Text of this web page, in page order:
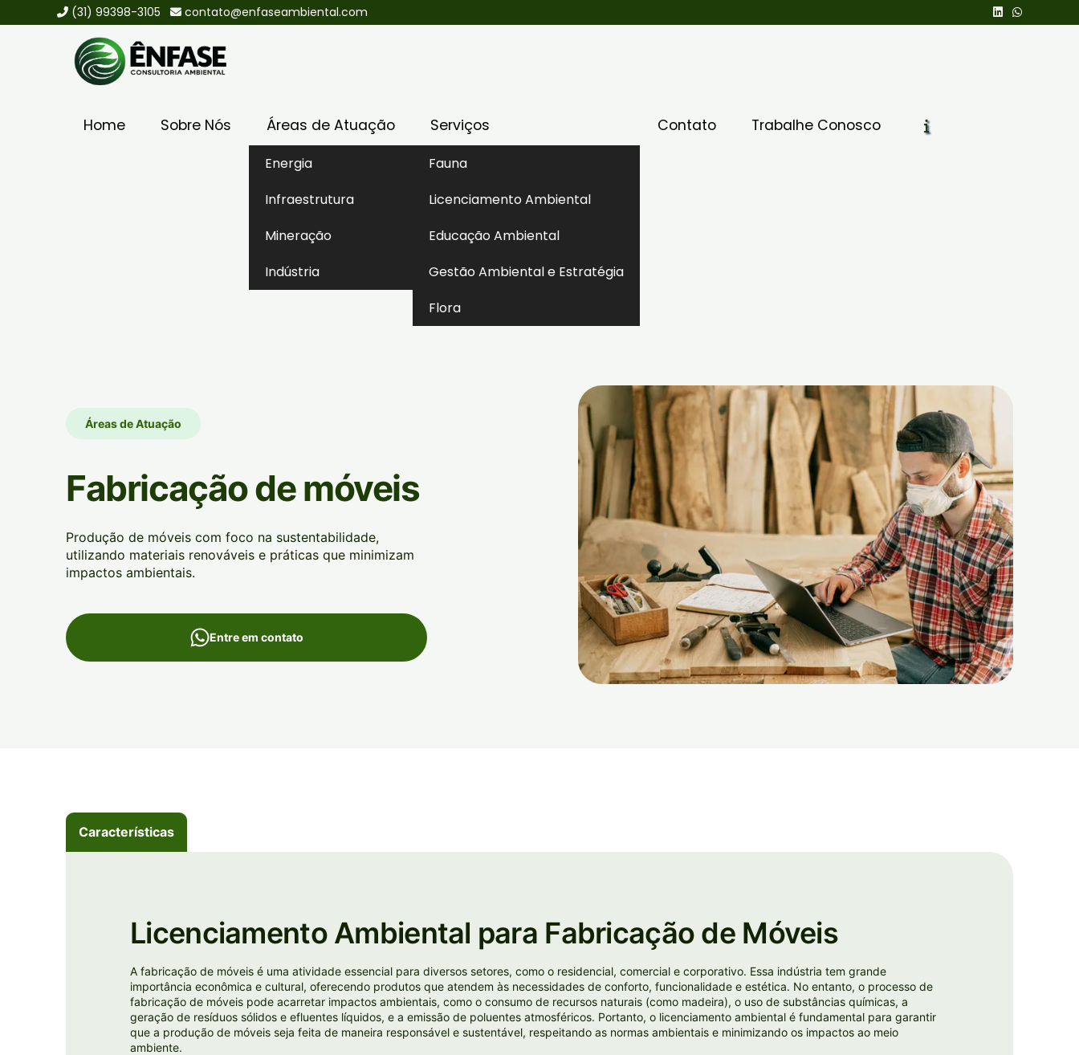
(31) 99398-3105 contato@enfaseambiental.com
Home Sobre Nós Áreas de Atuação
Energia
Infraestrutura
Mineração
Indústria
Serviços
Fauna
Licenciamento Ambiental
Educação Ambiental
Gestão Ambiental e Estratégia
Flora
Contato Trabalhe Conosco
Fabricação de móveis
Áreas de Atuação
Fabricação de móveis
Produção de móveis com foco na sustentabilidade,
utilizando materiais renováveis e práticas que minimizam
impactos ambientais.
Entre em contato
Características
Licenciamento Ambiental para Fabricação de Móveis
A fabricação de móveis é uma atividade essencial para diversos setores, como o residencial, comercial e corporativo. Essa indústria tem grande
importância econômica e cultural, oferecendo produtos que atendem às necessidades de conforto, funcionalidade e estética. No entanto, o processo de
fabricação de móveis pode acarretar impactos ambientais, como o consumo de recursos naturais (como madeira), o uso de substâncias químicas, a
geração de resíduos sólidos e efluentes líquidos, e a emissão de poluentes atmosféricos. Portanto, o licenciamento ambiental é fundamental para garantir
que a produção de móveis seja feita de maneira responsável e sustentável, respeitando as normas ambientais e minimizando os impactos ao meio
ambiente.